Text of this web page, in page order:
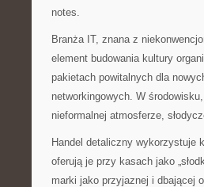
notes.
Branża IT, znana z
element budowania kultury
pakietach powitalnych dla
networkingowych. W
nieformalnej atmosferze,
Handel detaliczny wykorzystuje
oferują je przy kasach jako
marki jako przyjaznej i dbającej